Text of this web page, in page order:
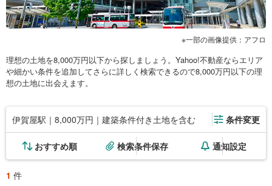
一部の画像提供：アフロ
理想の土地を8,000万円以下から探しましょう。Yahoo!不動産ならエリア
や細かい条件を追加してさらに詳しく検索できるので8,000万円以下の理
想の土地に出会えます。
伊賀屋駅｜8,000万円｜建築条件付き土地を含む 条件変更
おすすめ順 検索条件保存 通知設定
1 件